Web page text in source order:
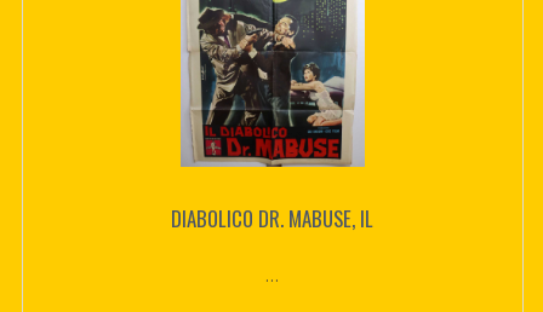
DIABOLICO DR. MABUSE, IL
...